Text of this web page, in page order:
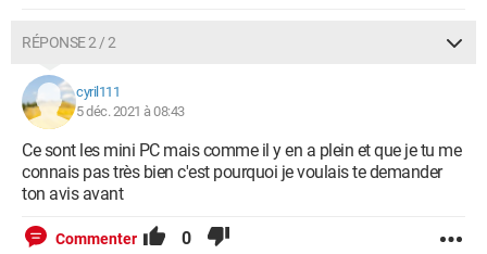
RÉPONSE 2 / 2
cyril111
5 déc. 2021 à 08:43
Ce sont les mini PC mais comme il y en a plein et que je tu me
connais pas très bien c'est pourquoi je voulais te demander
ton avis avant
Commenter 0